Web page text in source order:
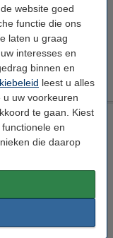
website goed
functie die ons
laten u graag
interesses en
binnen en
leest u alles
uw voorkeuren
te gaan. Kiest
en
die daarop
beschrijving
Bestellen
Mieren 2 stuks
alternatieven